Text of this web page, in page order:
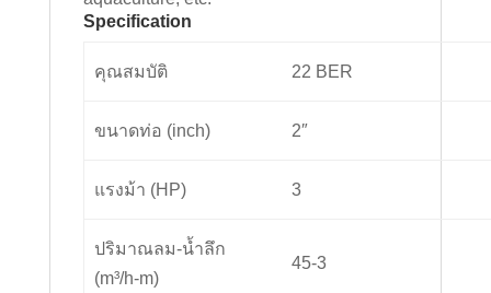
Specification
คุณสมบัติ 22 BER
ขนาดท่อ (inch) 2″
แรงม้า (HP) 3
ปริมาณลม-น้ำลึก
(m³/h-m)
45-3